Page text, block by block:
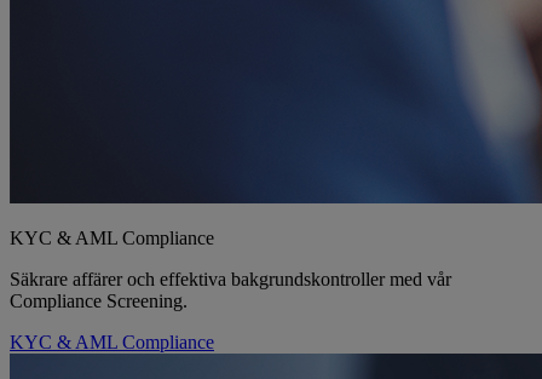
KYC & AML Compliance
Säkrare affärer och effektiva bakgrundskontroller med vår
Compliance Screening.
KYC & AML Compliance